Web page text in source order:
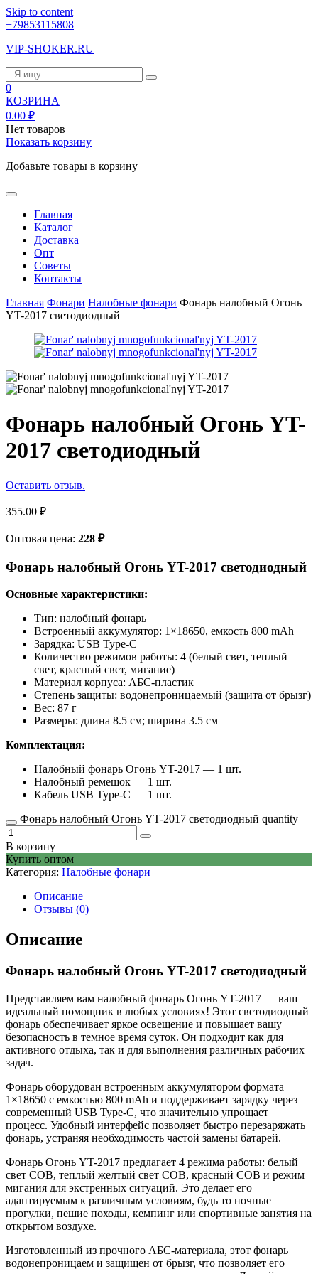
Skip to content
+79853115808
VIP-SHOKER.RU
0
КОЗРИНА
0.00 ₽
Нет товаров
Показать корзину
Добавьте товары в корзину
Главная
Каталог
Доставка
Опт
Советы
Контакты
Главная Фонари Налобные фонари Фонарь налобный Огонь
YT-2017 светодиодный
Фонарь налобный Огонь YT-
2017 светодиодный
Оставить отзыв.
355.00 ₽
Оптовая цена: 228 ₽
Фонарь налобный Огонь YT-2017 светодиодный
Основные характеристики:
Тип: налобный фонарь
Встроенный аккумулятор: 1×18650, емкость 800 mAh
Зарядка: USB Type-C
Количество режимов работы: 4 (белый свет, теплый
свет, красный свет, мигание)
Материал корпуса: АБС-пластик
Степень защиты: водонепроницаемый (защита от брызг)
Вес: 87 г
Размеры: длина 8.5 см; ширина 3.5 см
Комплектация:
Налобный фонарь Огонь YT-2017 — 1 шт.
Налобный ремешок — 1 шт.
Кабель USB Type-C — 1 шт.
Фонарь налобный Огонь YT-2017 светодиодный quantity
В корзину
Купить оптом
Категория: Налобные фонари
Описание
Отзывы (0)
Описание
Фонарь налобный Огонь YT-2017 светодиодный
Представляем вам налобный фонарь Огонь YT-2017 — ваш
идеальный помощник в любых условиях! Этот светодиодный
фонарь обеспечивает яркое освещение и повышает вашу
безопасность в темное время суток. Он подходит как для
активного отдыха, так и для выполнения различных рабочих
задач.
Фонарь оборудован встроенным аккумулятором формата
1×18650 с емкостью 800 mAh и поддерживает зарядку через
современный USB Type-C, что значительно упрощает
процесс. Удобный интерфейс позволяет быстро перезаряжать
фонарь, устраняя необходимость частой замены батарей.
Фонарь Огонь YT-2017 предлагает 4 режима работы: белый
свет COB, теплый желтый свет COB, красный COB и режим
мигания для экстренных ситуаций. Это делает его
адаптируемым к различным условиям, будь то ночные
прогулки, пешие походы, кемпинг или спортивные занятия на
открытом воздухе.
Изготовленный из прочного АБС-материала, этот фонарь
водонепроницаем и защищен от брызг, что позволяет его